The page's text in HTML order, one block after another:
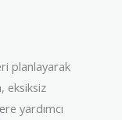
planlayarak
eksiksiz
yardımcı